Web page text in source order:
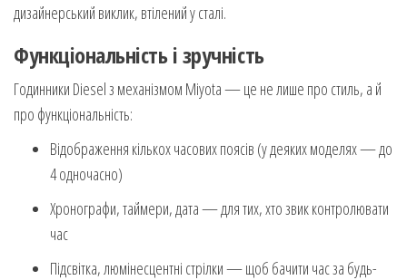
дизайнерський виклик, втілений у сталі.
Функціональність і зручність
Годинники Diesel з механізмом Miyota — це не лише про стиль, а й
про функціональність:
Відображення кількох часових поясів (у деяких моделях — до
4 одночасно)
Хронографи, таймери, дата — для тих, хто звик контролювати
час
Підсвітка, люмінесцентні стрілки — щоб бачити час за будь-